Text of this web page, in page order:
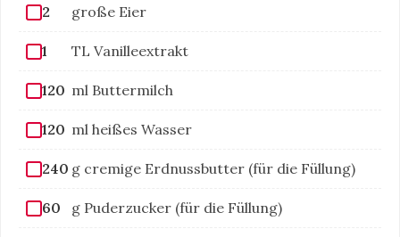
2 große Eier
1 TL Vanilleextrakt
120 ml Buttermilch
120 ml heißes Wasser
240 g cremige Erdnussbutter (für die Füllung)
60 g Puderzucker (für die Füllung)